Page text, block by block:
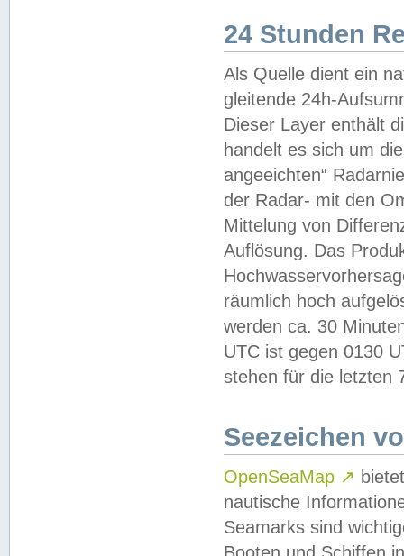
24 Stunden
Als Quelle dient ein
gleitende 24h-
Dieser Layer enthält
handelt es sich um
angeeichten“
der Radar- mit den
Mittelung von
Auflösung. Das
räumlich hoch
werden ca. 30
UTC ist gegen 0130
stehen für die letzten
Seezeichen
OpenSeaMap ↗
nautische
Seamarks sind